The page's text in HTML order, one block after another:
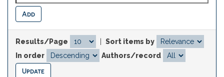
Results/Page
Sort items by
In order
Authors/record